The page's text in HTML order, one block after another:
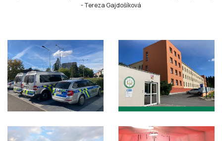
-Tereza Gajdošíková